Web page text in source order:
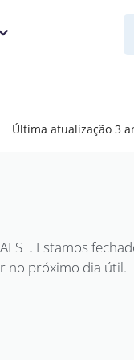
Última atualização 3
Estamos
no próximo dia útil.